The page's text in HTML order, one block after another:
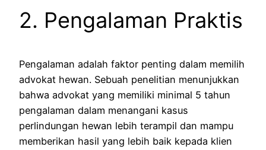
2. Pengalaman Praktis
Pengalaman adalah faktor penting dalam memilih
advokat hewan. Sebuah penelitian menunjukkan
bahwa advokat yang memiliki minimal 5 tahun
pengalaman dalam menangani kasus
perlindungan hewan lebih terampil dan mampu
memberikan hasil yang lebih baik kepada klien